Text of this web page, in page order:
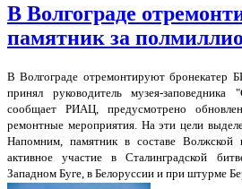
В Волгограде
памятник за
В Волгограде отремонтируют бронекатер
принял руководитель музея-заповедника
сообщает РИАЦ, предусмотрено
ремонтные мероприятия. На эти цели
Напомним, памятник в составе Волжской
активное участие в Сталинградской
Западном Буге, в Белоруссии и при штурме